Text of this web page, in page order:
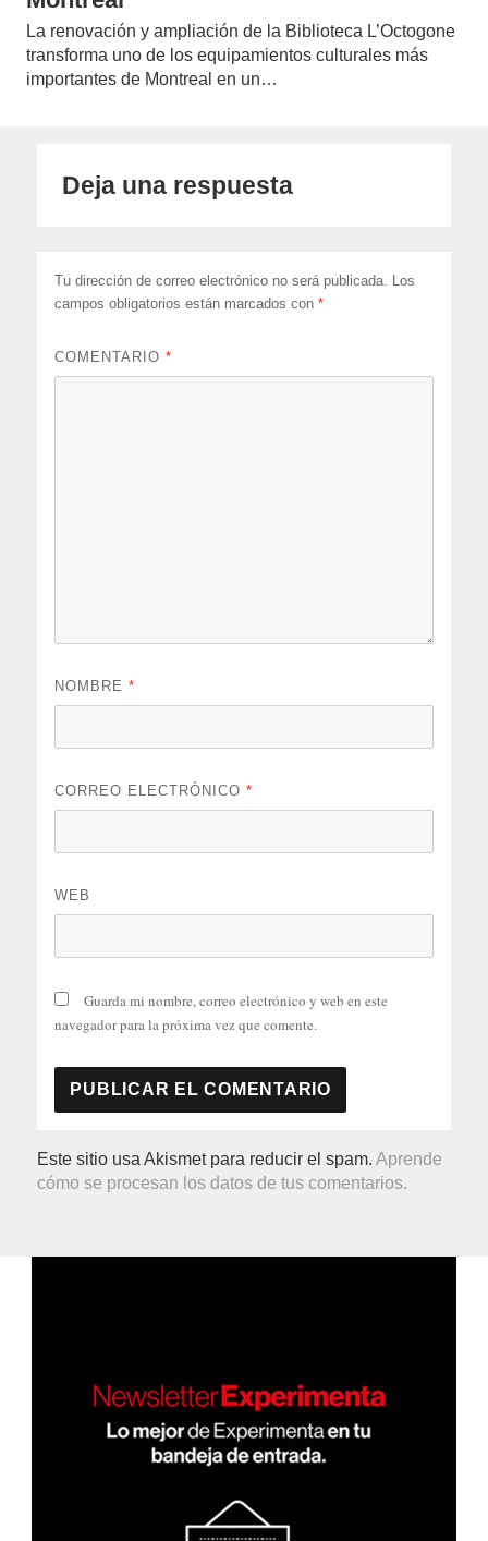
La renovación y ampliación de la Biblioteca L’Octogone
transforma uno de los equipamientos culturales más
importantes de Montreal en un…
Deja una respuesta
Tu dirección de correo electrónico no será publicada. Los
campos obligatorios están marcados con*
COMENTARIO*
NOMBRE*
CORREO ELECTRÓNICO*
WEB
Guarda mi nombre, correo electrónico y web en este
navegador para la próxima vez que comente.
Este sitio usa Akismet para reducir el spam.Aprende
cómo se procesan los datos de tus comentarios.